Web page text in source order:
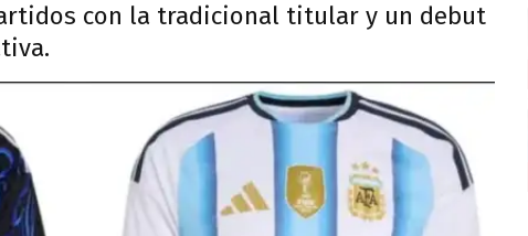
con la tradicional titular y un debut